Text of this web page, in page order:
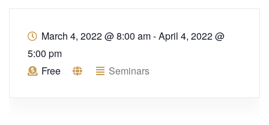
March 4, 2022 @ 8:00 am-April 4, 2022 @
5:00 pm
Free
Seminars